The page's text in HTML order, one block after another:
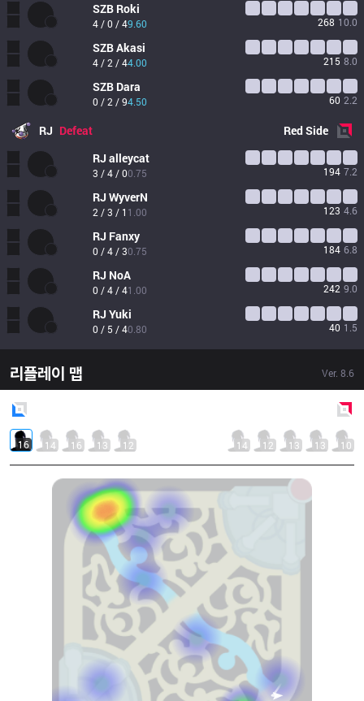
SZB Roki
4 / 0 / 49.60 268 10.0
SZBAkasi
4 / 2 / 44.00 215 8.0
SZB Dara
0 / 2 / 94.50 60 2.2
RJ Defeat RedSide
RJ alleycat
3 / 4 / 00.75 194 7.2
RJ WyverN
2 / 3 / 1 1.00 123 4.6
RJ Fanxy
0 / 4 / 30.75 184 6.8
RJ NoA
0 / 4 / 41.00 242 9.0
RJ Yuki
0 / 5 / 40.80 40 1.5
리플레이 맵 Ver. 8.6
16 14 16 13 12 14 12 13 13 10